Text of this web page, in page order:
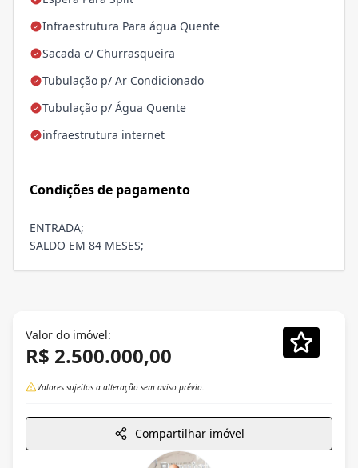
Infraestrutura Para água Quente
Sacada c/ Churrasqueira
Tubulação p/ Ar Condicionado
Tubulação p/ Água Quente
infraestrutura internet
Condições de pagamento
ENTRADA;
SALDO EM 84 MESES;
Valor do imóvel:
R$ 2.500.000,00
Valores sujeitos a alteração sem aviso prévio.
Compartilhar imóvel